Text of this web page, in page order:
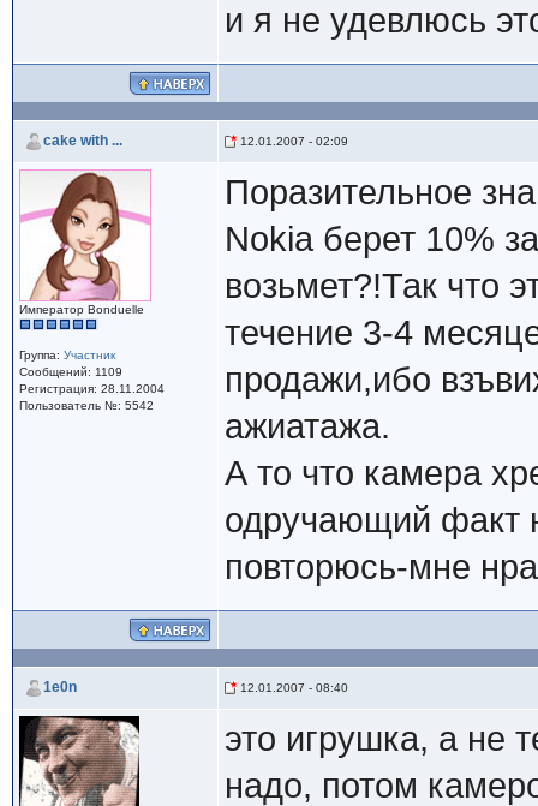
и я не удевлюсь
cake with ... 12.01.2007 - 02:09
Император Bonduelle
Группа: Участник
Сообщений: 1109
Регистрация: 28.11.2004
Пользователь №: 5542
Поразительное
Nokia берет 10%
возьмет?!Так что
течение 3-4
продажи,ибо
ажиатажа.
А то что камера
одручающий факт
повторюсь-мне
1e0n 12.01.2007 - 08:40
это игрушка, а не
надо, потом